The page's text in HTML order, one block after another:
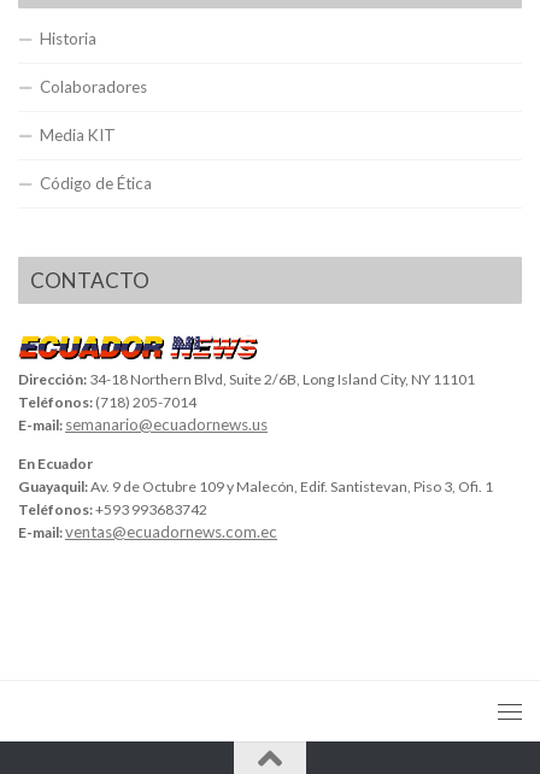
Historia
Colaboradores
Media KIT
Código de Ética
CONTACTO
Dirección: 34-18 Northern Blvd, Suite 2/6B, Long Island City, NY 11101
Teléfonos: (718) 205-7014
E-mail: semanario@ecuadornews.us
En Ecuador
Guayaquil:Av. 9 de Octubre 109 y Malecón, Edif. Santistevan, Piso 3, Ofi. 1
Teléfonos:+593 993683742
E-mail:ventas@ecuadornews.com.ec